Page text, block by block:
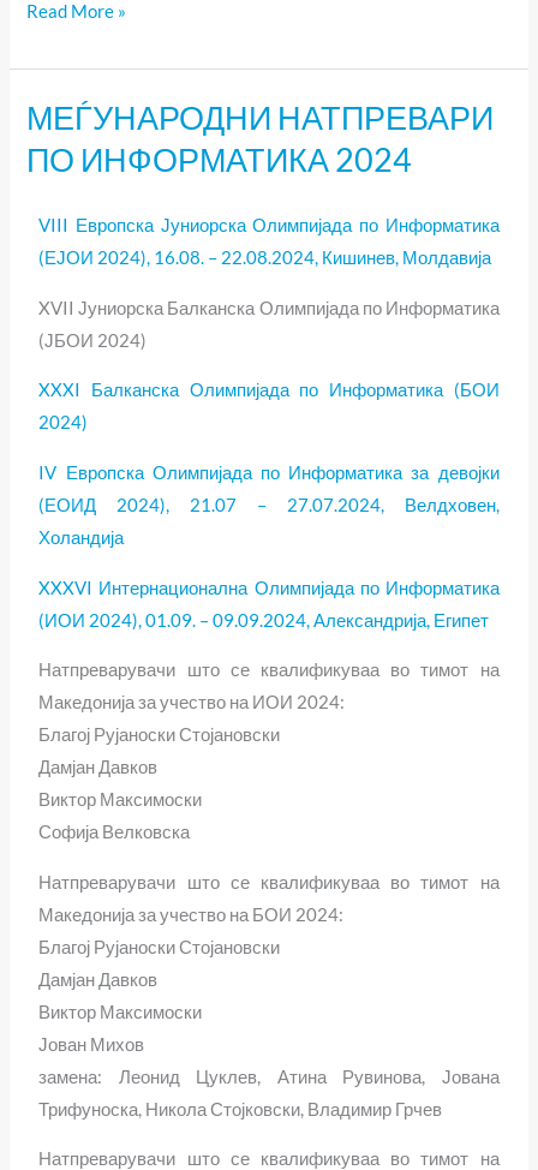
Read More »
МЕЃУНАРОДНИ НАТПРЕВАРИ
ПО ИНФОРМАТИКА 2024
VIII Европска Јуниорска Олимпијада по Информатика
(ЕЈОИ 2024), 16.08. – 22.08.2024, Кишинев, Молдавија
XVII Јуниорска Балканска Олимпијада по Информатика
(ЈБОИ 2024)
XXXI Балканска Олимпијада по Информатика (БОИ
2024)
IV Европска Олимпијада по Информатика за девојки
(ЕОИД 2024), 21.07 – 27.07.2024, Велдховен,
Холандија
XXXVI Интернационална Олимпијада по Информатика
(ИОИ 2024), 01.09. – 09.09.2024, Александрија, Египет
Натпреварувачи што се квалификуваа во тимот на
Македонија за учество на ИОИ 2024:
Благој Рујаноски Стојановски
Дамјан Давков
Виктор Максимоски
Софија Велковска
Натпреварувачи што се квалификуваа во тимот на
Македонија за учество на БОИ 2024:
Благој Рујаноски Стојановски
Дамјан Давков
Виктор Максимоски
Јован Михов
замена: Леонид Цуклев, Атина Рувинова, Јована
Трифуноска, Никола Стојковски, Владимир Грчев
Натпреварувачи што се квалификуваа во тимот на
МЕЃУНАРОДНИ
ПО